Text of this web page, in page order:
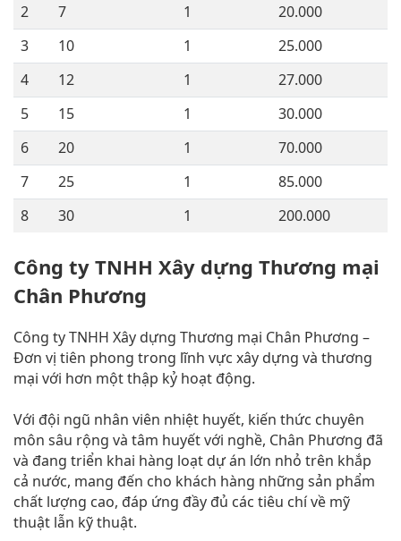
2
7 1
20.000
3
10 1
25.000
4
12 1
27.000
5
15 1
30.000
6
20 1
70.000
7
25 1
85.000
8
30 1 200.000
Công ty TNHH Xây dựng Thương mại
Chân Phương
Công ty TNHH Xây dựng Thương mại Chân Phương –
Đơn vị tiên phong trong lĩnh vực xây dựng và thương
mại với hơn một thập kỷ hoạt động.
Với đội ngũ nhân viên nhiệt huyết, kiến thức chuyên
môn sâu rộng và tâm huyết với nghề, Chân Phương đã
và đang triển khai hàng loạt dự án lớn nhỏ trên khắp
cả nước, mang đến cho khách hàng những sản phẩm
chất lượng cao, đáp ứng đầy đủ các tiêu chí về mỹ
thuật lẫn kỹ thuật.